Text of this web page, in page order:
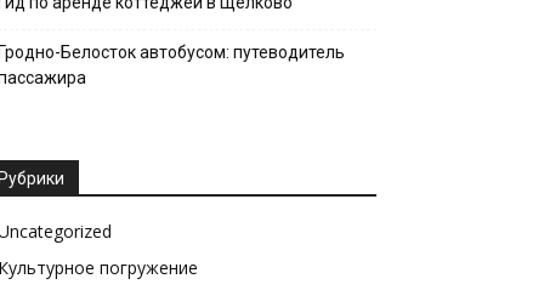
Белосток автобусом: путеводитель
погружение